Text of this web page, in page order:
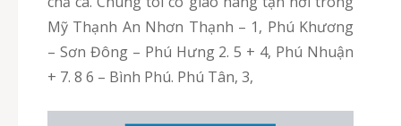
Mỹ Thạnh An Nhơn Thạnh – 1, Phú Khương
– Sơn Đông – Phú Hưng 2. 5 + 4, Phú Nhuận
+ 7. 8 6 – Bình Phú. Phú Tân, 3,